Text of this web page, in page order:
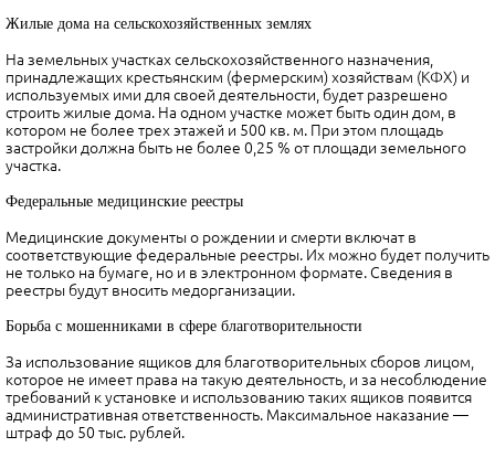
Жилые дома на сельскохозяйственных землях
На земельных участках сельскохозяйственного назначения,
принадлежащих крестьянским (фермерским) хозяйствам (КФХ) и
используемых ими для своей деятельности, будет разрешено
строить жилые дома. На одном участке может быть один дом, в
котором не более трех этажей и 500 кв. м. При этом площадь
застройки должна быть не более 0,25 % от площади земельного
участка.
Федеральные медицинские реестры
Медицинские документы о рождении и смерти включат в
соответствующие федеральные реестры. Их можно будет получить
не только на бумаге, но и в электронном формате. Сведения в
реестры будут вносить медорганизации.
Борьба с мошенниками в сфере благотворительности
За использование ящиков для благотворительных сборов лицом,
которое не имеет права на такую деятельность, и за несоблюдение
требований к установке и использованию таких ящиков появится
административная ответственность. Максимальное наказание —
штраф до 50 тыс. рублей.